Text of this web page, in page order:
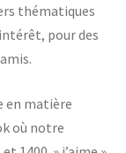
thématiques
pour des
en matière
où notre